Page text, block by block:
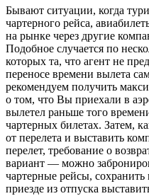
Бывают ситуации, когда
чартерного рейса,
на рынке через другие
Подобное случается по
которых та, что агент не
переносе времени вылета
рекомендуем получить
о том, что Вы приехали в
вылетел раньше того
чартерных билетах. Затем,
от перелета и выставить
перелет, требование о
вариант — можно
чартерные рейсы,
приезде из отпуска